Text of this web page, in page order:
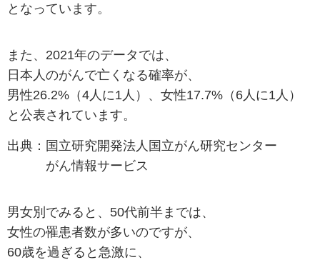
となっています。
また、2021年のデータでは、
日本人のがんで亡くなる確率が、
男性26.2%（4人に1人）、女性17.7%（6人に1人）
と公表されています。
出典：国立研究開発法人国立がん研究センター
がん情報サービス
男女別でみると、50代前半までは、
女性の罹患者数が多いのですが、
60歳を過ぎると急激に、